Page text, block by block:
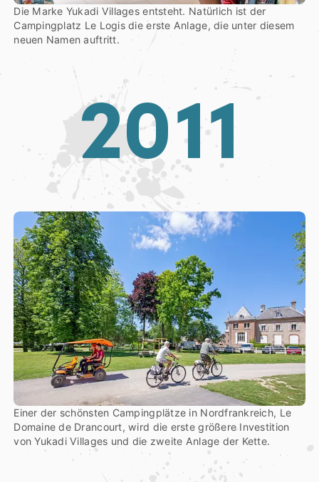
Die Marke Yukadi Villages entsteht. Natürlich ist der
Campingplatz Le Logis die erste Anlage, die unter diesem
neuen Namen auftritt.
2011
Einer der schönsten Campingplätze in Nordfrankreich, Le
Domaine de Drancourt, wird die erste größere Investition
von Yukadi Villages und die zweite Anlage der Kette.